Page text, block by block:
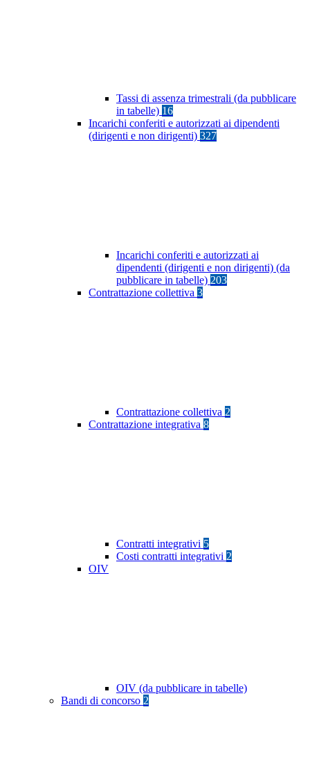
Tassi di assenza trimestrali (da pubblicare
in tabelle) 16
Incarichi conferiti e autorizzati ai dipendenti
(dirigenti e non dirigenti) 327
Incarichi conferiti e autorizzati ai
dipendenti (dirigenti e non dirigenti) (da
pubblicare in tabelle) 203
Contrattazione collettiva 3
Contrattazione collettiva 2
Contrattazione integrativa 8
Contratti integrativi 5
Costi contratti integrativi 2
OIV
OIV (da pubblicare in tabelle)
Bandi di concorso 2